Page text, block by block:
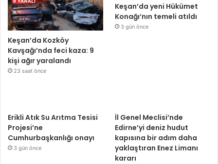
Keşan’da Kozköy
Kavşağı’nda feci kaza: 9
kişi ağır yaralandı
23 saat önce
Keşan’da yeni Hükümet
Konağı’nın temeli atıldı
3 gün önce
Erikli Atık Su Arıtma Tesisi
Projesi’ne
Cumhurbaşkanlığı onayı
3 gün önce
İl Genel Meclisi’nde
Edirne’yi deniz hudut
kapısına bir adım daha
yaklaştıran Enez Limanı
kararı